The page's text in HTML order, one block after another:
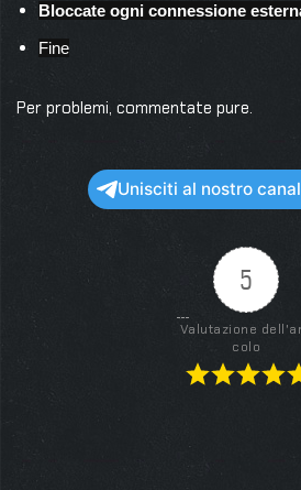
Bloccate ogni connessione
Fine
Per problemi, commentate pure.
Unisciti al nostro
5
Valutazione
colo